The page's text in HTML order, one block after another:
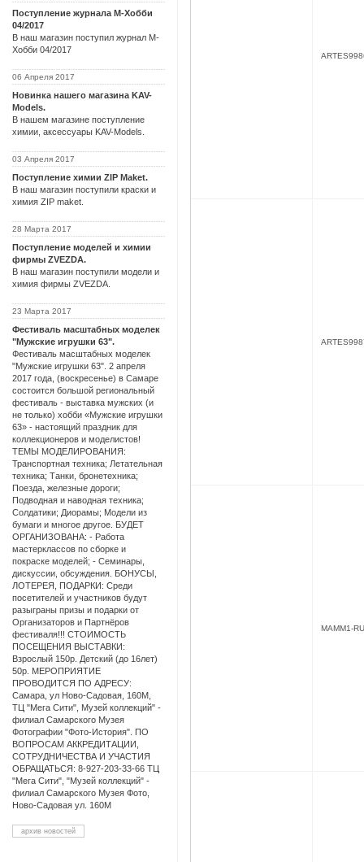
Поступление журнала М-Хобби
04/2017
В наш магазин поступил журнал М-
Хобби 04/2017
06 Апреля 2017
Новинка нашего магазина KAV-
Models.
В нашем магазине поступление
химии, аксессуары KAV-Models.
03 Апреля 2017
Поступление химии ZIP Maket.
В наш магазин поступили краски и
химия ZIP maket.
28 Марта 2017
Поступление моделей и химии
фирмы ZVEZDA.
В наш магазин поступили модели и
химия фирмы ZVEZDA.
23 Марта 2017
Фестиваль масштабных моделек
"Мужские игрушки 63".
Фестиваль масштабных моделек
"Мужские игрушки 63". 2 апреля
2017 года, (воскресенье) в Самаре
состоится большой региональный
фестиваль - выставка мужских (и
не только) хобби «Мужские игрушки
63» - настоящий праздник для
коллекционеров и моделистов!
ТЕМЫ МОДЕЛИРОВАНИЯ:
Транспортная техника; Летательная
техника; Танки, бронетехника;
Поезда, железные дороги;
Подводная и наводная техника;
Солдатики; Диорамы; Модели из
бумаги и многое другое. БУДЕТ
ОРГАНИЗОВАНА: - Работа
мастерклассов по сборке и
покраске моделей; - Семинары,
дискуссии, обсуждения. БОНУСЫ,
ЛОТЕРЕЯ, ПОДАРКИ: Среди
посетителей и участников будут
разыграны призы и подарки от
Организаторов и Партнёров
фестиваля!!! СТОИМОСТЬ
ПОСЕЩЕНИЯ ВЫСТАВКИ:
Взрослый 150р. Детский (до 16лет)
50р. МЕРОПРИЯТИЕ
ПРОВОДИТСЯ ПО АДРЕСУ:
Самара, ул Ново-Садовая, 160М,
ТЦ "Мега Сити", Музей коллекций" -
филиал Самарского Музея
Фотографии "Фото-История". ПО
ВОПРОСАМ АККРЕДИТАЦИИ,
СОТРУДНИЧЕСТВА И УЧАСТИЯ
ОБРАЩАТЬСЯ: 8-927-203-33-66 ТЦ
"Мега Сити", "Музей коллекций" -
филиал Самарского Музея Фото,
Ново-Садовая ул. 160М
архив новостей
MAMM1-